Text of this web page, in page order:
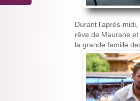
Durant l’après-
rêve de Maurane
la grande famille